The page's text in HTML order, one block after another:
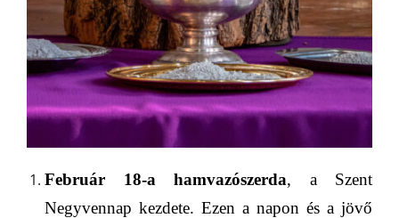
Február 18-a hamvazószerda, a Szent
Negyvennap kezdete. Ezen a napon és a jövő